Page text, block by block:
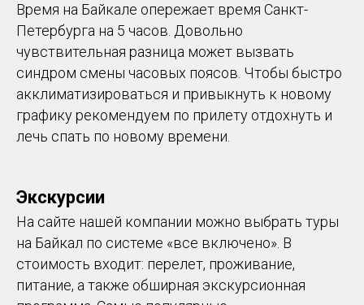
Время на Байкале опережает время Санкт-
Петербурга на 5 часов. Довольно
чувствительная разница может вызвать
синдром смены часовых поясов. Чтобы быстро
акклиматизироваться и привыкнуть к новому
графику рекомендуем по прилету отдохнуть и
лечь спать по новому времени.
Экскурсии
На сайте нашей компании можно выбрать туры
на Байкал по системе «все включено». В
стоимость входит: перелет, проживание,
питание, а также обширная экскурсионная